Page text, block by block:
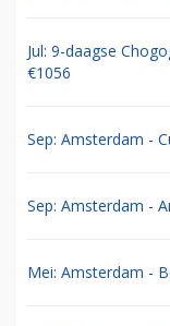
Jul: 9-daagse
€1056
Sep: Amsterdam -
Sep: Amsterdam -
Mei: Amsterdam -